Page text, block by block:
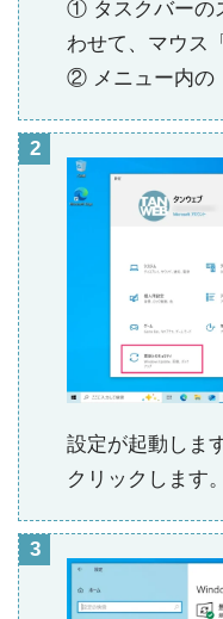
① タスクバーの
わせて、マウス
② メニュー内の
設定が起動しま
クリックします。